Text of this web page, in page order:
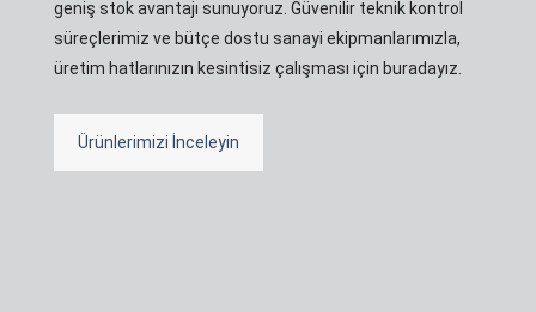
geniş stok avantajı sunuyoruz. Güvenilir teknik kontrol
süreçlerimiz ve bütçe dostu sanayi ekipmanlarımızla,
üretim hatlarınızın kesintisiz çalışması için buradayız.
Ürünlerimizi İnceleyin